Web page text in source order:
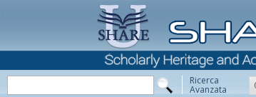
Ricerca
Avanzata